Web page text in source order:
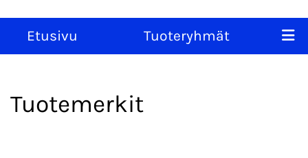
Etusivu Tuoteryhmät
Tuotemerkit